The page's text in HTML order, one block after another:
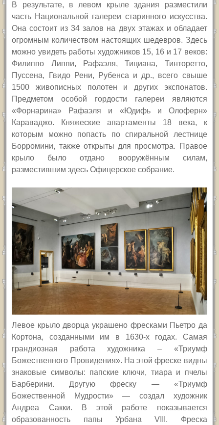
В результате, в левом крыле здания разместили
часть Национальной галереи старинного искусства.
Она состоит из 34 залов на двух этажах и обладает
огромным количеством настоящих шедевров. Здесь
можно увидеть работы художников 15, 16 и 17 веков:
Филиппо Липпи, Рафаэля, Тициана, Тинторетто,
Пуссена, Гвидо Рени, Рубенса и др., всего свыше
1500 живописных полотен и других экспонатов.
Предметом особой гордости галереи являются
«Форнарина» Рафаэля и «Юдифь и Олоферн»
Караваджо. Княжеские апартаменты 18 века, к
которым можно попасть по спиральной лестнице
Борромини, также открыты для просмотра. Правое
крыло было отдано вооружённым силам,
разместившим здесь Офицерское собрание.
Левое крыло дворца украшено фресками Пьетро да
Кортона, созданными им в 1630-х годах. Самая
грандиозная работа художника – «Триумф
Божественного Провидения». На этой фреске видны
знаковые символы: папские ключи, тиара и пчелы
Барберини. Другую фреску — «Триумф
Божественной Мудрости» — создал художник
Андреа Сакки. В этой работе показывается
образованность папы Урбана VIII. Фреска